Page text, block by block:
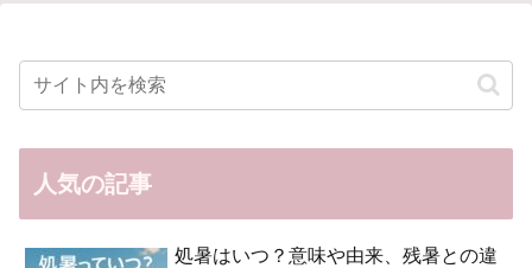
人気の記事
処暑はいつ？意味や由来、残暑との違